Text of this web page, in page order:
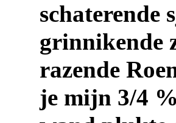
schaterende
grinnikende
razende
je mijn 3/4